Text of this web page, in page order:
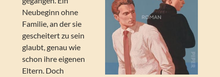
Neubeginn ohne
Familie, an der sie
gescheitert zu sein
glaubt, genau wie
schon ihre eigenen
Eltern. Doch